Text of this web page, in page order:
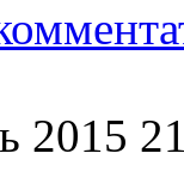
2015